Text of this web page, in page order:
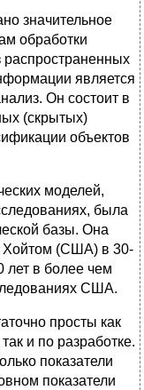
значительное
обработки
распространенных
является
Он состоит в
(скрытых)
объектов
моделей,
была
базы. Она
Хойтом (США) в 30-
лет в более чем
США.
просты как
и по разработке.
показатели
показатели